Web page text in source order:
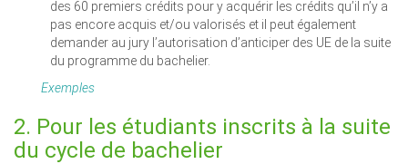
des 60 premiers crédits pour y acquérir les crédits qu’il n’y a
pas encore acquis et/ou valorisés et il peut également
demander au jury l’autorisation d’anticiper des UE de la suite
du programme du bachelier.
Exemples
2. Pour les étudiants inscrits à la suite
du cycle de bachelier